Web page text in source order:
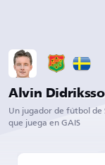
Alvin
Un jugador de fútbol de
que juega en GAIS